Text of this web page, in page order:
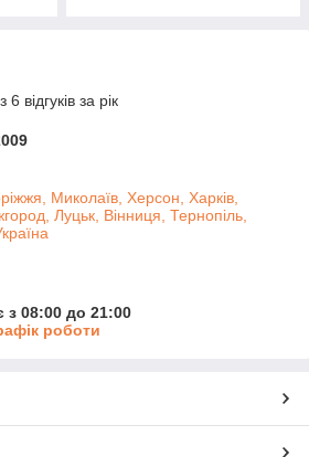
відгуків за рік
Миколаїв, Херсон, Харків,
Луцьк, Вінниця, Тернопіль,
з 08:00 до 21:00
роботи